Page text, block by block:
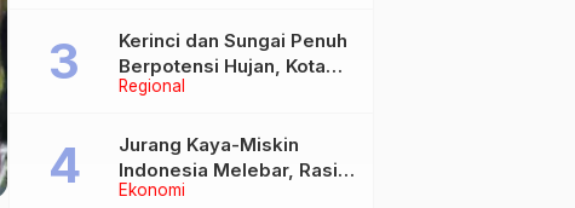
Regional
Kerinci dan Sungai Penuh
Berpotensi Hujan, Kota
Jambi Berawan
Ekonomi
Jurang Kaya-Miskin
Indonesia Melebar, Rasio
Gini Naik Jadi 0,368 pada